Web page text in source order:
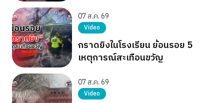
07 ส.ค. 69
Video
กราดยิงในโรงเรียน ย้อนรอย 5
เหตุการณ์สะเทือนขวัญ
07 ส.ค. 69
Video